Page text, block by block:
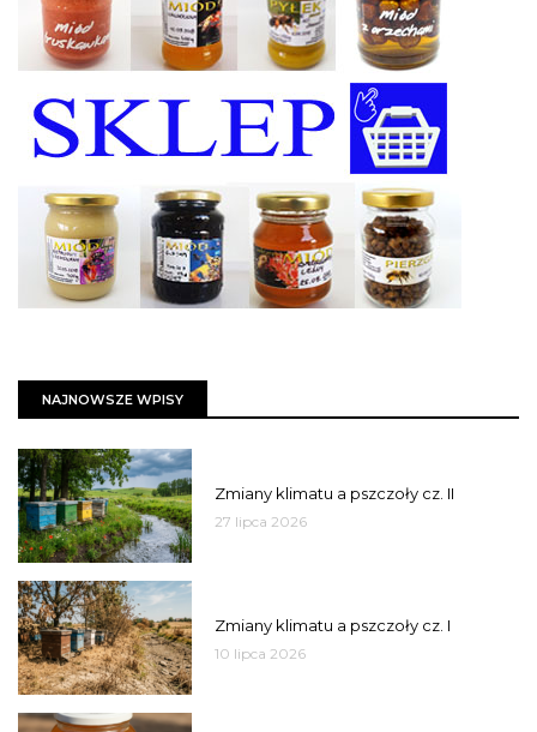
NAJNOWSZE WPISY
Zmiany klimatu a pszczoły cz. II
27 lipca 2026
Zmiany klimatu a pszczoły cz. I
10 lipca 2026